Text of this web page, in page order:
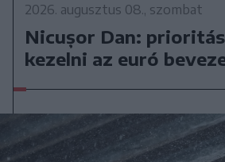
2026. augusztus 08., szombat
Nicușor Dan:
kezelni az euró